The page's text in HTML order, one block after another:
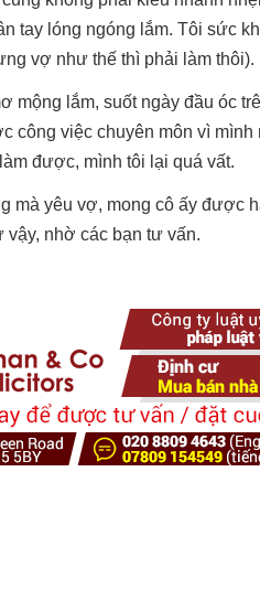
tay lóng ngóng lắm. Tôi sức
vợ như thế thì phải làm thôi).
mộng lắm, suốt ngày đầu óc
công việc chuyên môn vì
được, mình tôi lại quá vất.
mà yêu vợ, mong cô ấy được
nhờ các bạn tư vấn.